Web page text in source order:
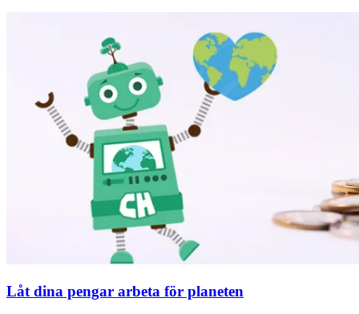
Låt dina pengar arbeta för planeten